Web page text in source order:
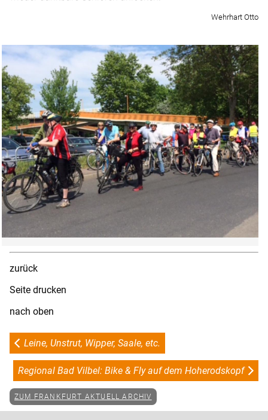
Wehrhart Otto
zurück
Seite drucken
nach oben
Leine, Unstrut, Wipper, Saale, etc.
Regional Bad Vilbel: Bike & Fly auf dem Hoherodskopf
ZUM FRANKFURT AKTUELL ARCHIV